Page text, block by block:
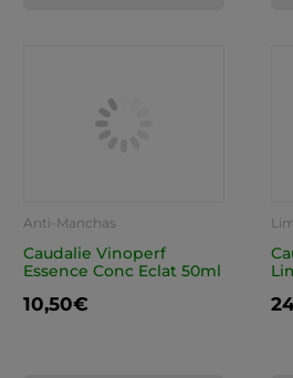
Anti-Manchas
Caudalie Vinoperf
Essence Conc Eclat 50ml
10,50€